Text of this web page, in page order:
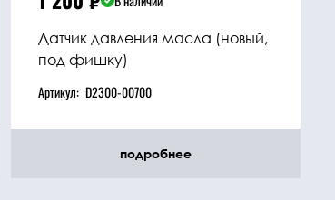
Датчик давления масла (новый,
под фишку)
Артикул: D2300-00700
подробнее